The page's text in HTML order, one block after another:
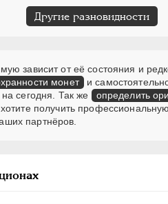
Другие разновидности
зависит от её состояния и
монет и
сегодня. Так же
определить
получить
партнёров.